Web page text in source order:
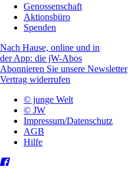
Genossenschaft
Aktionsbüro
Spenden
Nach Hause, online und in
der App: die jW-Abos
Abonnieren Sie unsere Newsletter
Vertrag widerrufen
© junge Welt
© JW
Impressum/Datenschutz
AGB
Hilfe